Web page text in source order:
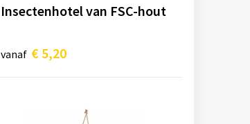
Insectenhotel van FSC-hout
vanaf € 5,20